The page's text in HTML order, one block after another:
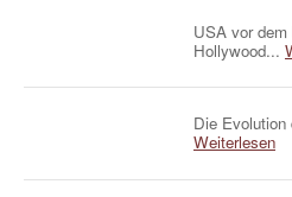
USA vor
Hollywood...
Die
Weiterlesen